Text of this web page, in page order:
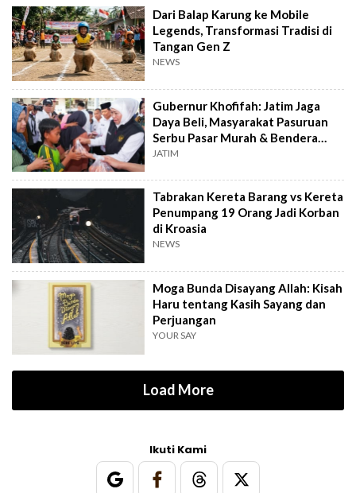
Dari Balap Karung ke Mobile
Legends, Transformasi Tradisi di
Tangan Gen Z
NEWS
Gubernur Khofifah: Jatim Jaga
Daya Beli, Masyarakat Pasuruan
Serbu Pasar Murah & Bendera
Merah Putih
JATIM
Tabrakan Kereta Barang vs Kereta
Penumpang 19 Orang Jadi Korban
di Kroasia
NEWS
Moga Bunda Disayang Allah: Kisah
Haru tentang Kasih Sayang dan
Perjuangan
YOUR SAY
Load More
Ikuti Kami